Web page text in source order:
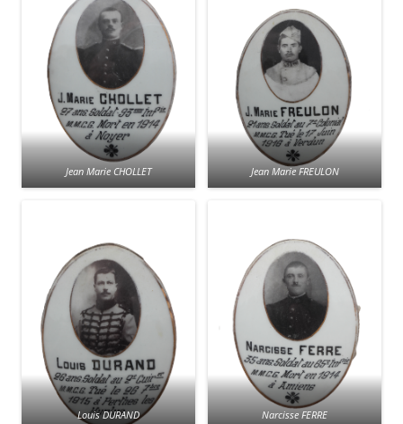
Jean Marie CHOLLET Jean Marie FREULON
Louis DURAND Narcisse FERRE